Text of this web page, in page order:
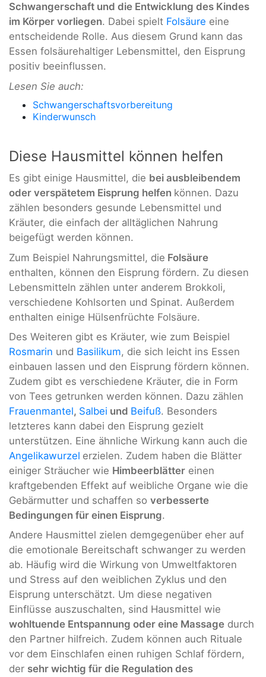
Schwangerschaft und die Entwicklung des Kindes
im Körper vorliegen. Dabei spielt Folsäure eine
entscheidende Rolle. Aus diesem Grund kann das
Essen folsäurehaltiger Lebensmittel, den Eisprung
positiv beeinflussen.
Lesen Sie auch:
Schwangerschaftsvorbereitung
Kinderwunsch
Diese Hausmittel können helfen
Es gibt einige Hausmittel, die bei ausbleibendem
oder verspätetem Eisprung helfen können. Dazu
zählen besonders gesunde Lebensmittel und
Kräuter, die einfach der alltäglichen Nahrung
beigefügt werden können.
Zum Beispiel Nahrungsmittel, die Folsäure
enthalten, können den Eisprung fördern. Zu diesen
Lebensmitteln zählen unter anderem Brokkoli,
verschiedene Kohlsorten und Spinat. Außerdem
enthalten einige Hülsenfrüchte Folsäure.
Des Weiteren gibt es Kräuter, wie zum Beispiel
Rosmarin und Basilikum, die sich leicht ins Essen
einbauen lassen und den Eisprung fördern können.
Zudem gibt es verschiedene Kräuter, die in Form
von Tees getrunken werden können. Dazu zählen
Frauenmantel, Salbei und Beifuß. Besonders
letzteres kann dabei den Eisprung gezielt
unterstützen. Eine ähnliche Wirkung kann auch die
Angelikawurzel erzielen. Zudem haben die Blätter
einiger Sträucher wie Himbeerblätter einen
kraftgebenden Effekt auf weibliche Organe wie die
Gebärmutter und schaffen so verbesserte
Bedingungen für einen Eisprung.
Andere Hausmittel zielen demgegenüber eher auf
die emotionale Bereitschaft schwanger zu werden
ab. Häufig wird die Wirkung von Umweltfaktoren
und Stress auf den weiblichen Zyklus und den
Eisprung unterschätzt. Um diese negativen
Einflüsse auszuschalten, sind Hausmittel wie
wohltuende Entspannung oder eine Massage durch
den Partner hilfreich. Zudem können auch Rituale
vor dem Einschlafen einen ruhigen Schlaf fördern,
der sehr wichtig für die Regulation des